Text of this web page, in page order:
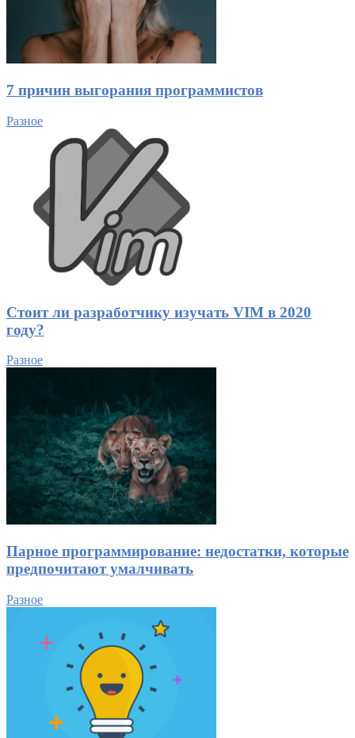
7 причин выгорания программистов
Разное
Стоит ли разработчику изучать VIM в 2020
году?
Разное
Парное программирование: недостатки, которые
предпочитают умалчивать
Разное